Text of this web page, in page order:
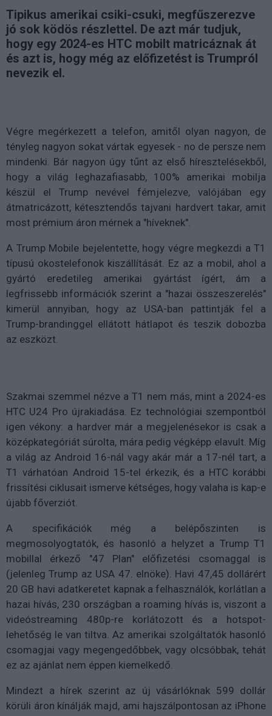
Tipikus amerikai csiki-csuki, megfűszerezve
jó sok ködös részlettel. De azt már tudjuk,
hogy egy 2024-es HTC mobilt matricáznak át
és azt is, hogy még az előfizetést is Trumpról
nevezik el.
Végre megérkezett a telefon, amitől olyan nagyon, de
tényleg nagyon sokat vártak egyesek - no de persze nem
mindenki. Bár nagyon úgy tűnt az első híresztelésekből,
hogy a világ leghazafiasabb, 100% amerikai mobilja
készül el Trump nevével fémjelezve, valójában egy
átmatricázott, kétesztendős tajvani hardvert takar, amit
most prémium áron mérnek a "híveknek".
A Trump Mobile bejelentette, hogy végre megkezdi a T1
típusú okostelefonok kiszállítását. Ez az a mobil, ahol a
gyártó eredetileg amerikai gyártást ígért, ám a
legfrissebb információk szerint a "hazai összeszerelés"
kimerül annyiban, hogy az USA-ban pattintják fel a
Trump-brandinggel ellátott hátlapot és teszik dobozba
az eszközt.
Szakmai szemmel nézve a T1 nem más, mint a 2024-es
HTC U24 Pro újrakiadása. Ez technológiai szempontból
igen vékony: a hardver már a megjelenésekor is csak a
középkategóriát súrolta, mára pedig végképp elavult. Míg
a világ az Android 16-nál vagy akár már a 17-nél tart, a
T1 várhatóan Android 15-tel érkezik, és a HTC korábbi
frissítési ciklusait ismerve kétséges, hogy valaha is kap-e
újabb főverziót.
A specifikációk még a belépőszinten is
megmosolyogtatók, és hasonló a helyzet a Trump T1
mobillal érkező "47 Plan" előfizetési csomaggal is
(jelenleg Trump az USA 47. elnöke). Havi 47,45 dollárért
20 GB havi adatkeretet kapnak a felhasználók, korlátlan a
hazai hívás, 230 országban a roaming hívás is, viszont a
videóstreaming 480p-re korlátozott és a hotspot-
lehetőség le van tiltva. Az amerikai szolgáltatók hasonló
csomagjai vagy megengedőbbek, vagy olcsóbbak, tehát
ez az ajánlat nem éppen kiemelkedő.
Mindezt a hírek szerint az új vásárlóknak 599 dollár
körüli áron kínálják majd, ami hajszálpontosan az iPhone